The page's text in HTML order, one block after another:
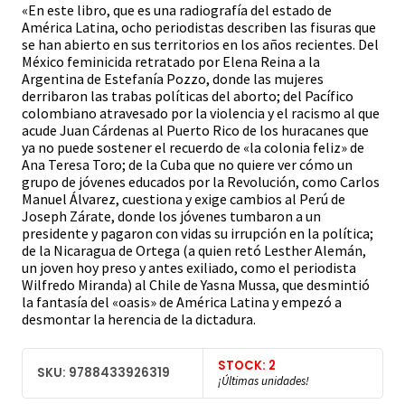
«En este libro, que es una radiografía del estado de
América Latina, ocho periodistas describen las fisuras que
se han abierto en sus territorios en los años recientes. Del
México feminicida retratado por Elena Reina a la
Argentina de Estefanía Pozzo, donde las mujeres
derribaron las trabas políticas del aborto; del Pacífico
colombiano atravesado por la violencia y el racismo al que
acude Juan Cárdenas al Puerto Rico de los huracanes que
ya no puede sostener el recuerdo de «la colonia feliz» de
Ana Teresa Toro; de la Cuba que no quiere ver cómo un
grupo de jóvenes educados por la Revolución, como Carlos
Manuel Álvarez, cuestiona y exige cambios al Perú de
Joseph Zárate, donde los jóvenes tumbaron a un
presidente y pagaron con vidas su irrupción en la política;
de la Nicaragua de Ortega (a quien retó Lesther Alemán,
un joven hoy preso y antes exiliado, como el periodista
Wilfredo Miranda) al Chile de Yasna Mussa, que desmintió
la fantasía del «oasis» de América Latina y empezó a
desmontar la herencia de la dictadura.
SKU: 9788433926319 STOCK: 2
¡Últimas unidades!